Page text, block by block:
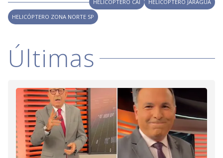
i
d
e
o
HELICÓPTERO CAI
HELICÓPTERO JARAGUÁ
HELICÓPTERO ZONA NORTE SP
Últimas